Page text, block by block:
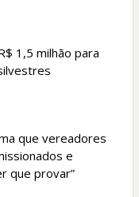
1,5 milhão para
que vereadores
e
que provar”